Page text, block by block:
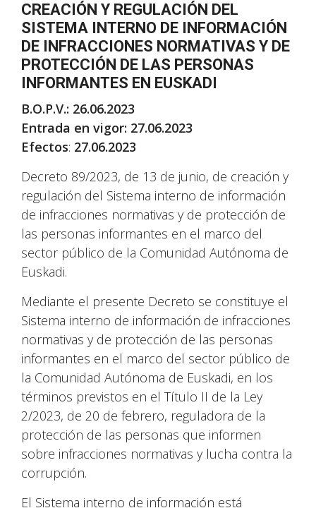
CREACIÓN Y REGULACIÓN DEL
SISTEMA INTERNO DE INFORMACIÓN
DE INFRACCIONES NORMATIVAS Y DE
PROTECCIÓN DE LAS PERSONAS
INFORMANTES EN EUSKADI
B.O.P.V.: 26.06.2023
Entrada en vigor: 27.06.2023
Efectos: 27.06.2023
Decreto 89/2023, de 13 de junio, de creación y
regulación del Sistema interno de información
de infracciones normativas y de protección de
las personas informantes en el marco del
sector público de la Comunidad Autónoma de
Euskadi.
Mediante el presente Decreto se constituye el
Sistema interno de información de infracciones
normativas y de protección de las personas
informantes en el marco del sector público de
la Comunidad Autónoma de Euskadi, en los
términos previstos en el Título II de la Ley
2/2023, de 20 de febrero, reguladora de la
protección de las personas que informen
sobre infracciones normativas y lucha contra la
corrupción.
El Sistema interno de información está